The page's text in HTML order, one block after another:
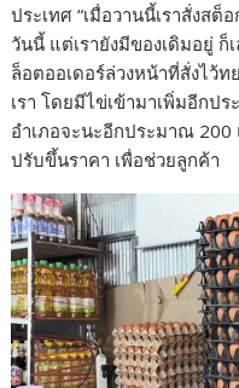
ประเทศ “เมื่อวานนี้เราสั่งสต็
วันนี้ แต่เรายังมีของเดิมอยู่
ล็อตออเดอร์ล่วงหน้าที่สั่งไว้
เรา โดยมีไข่เข้ามาเพิ่มอีกป
อำเภอจะนะอีกประมาณ 200
ปรับขึ้นราคา เพื่อช่วยลูกค้า